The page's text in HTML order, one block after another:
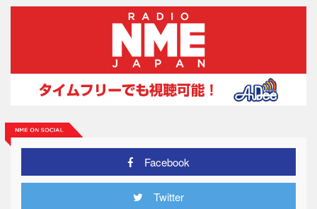
Facebook
Twitter